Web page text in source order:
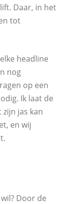
Daar, in het
tot
headline
nog
op een
Ik laat de
jas kan
en wij
Door de